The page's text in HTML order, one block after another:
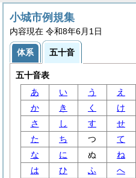
小城市例規集
内容現在 令和8年6月1日
体系 五十音
五十音表
あ
い う え
か
き く け
さ
し す せ
た
ち つ て
な
に ぬ ね
は
ひ ふ へ